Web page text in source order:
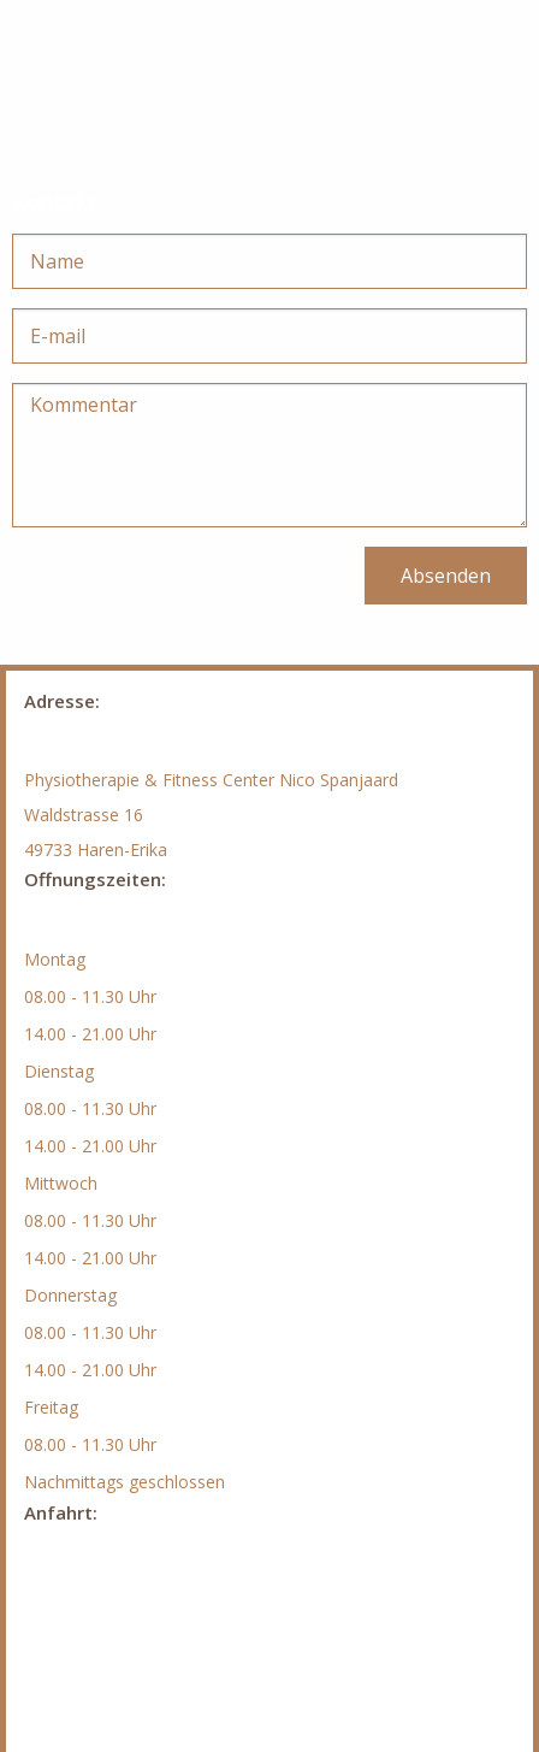
Absenden
Adresse:
Physiotherapie & Fitness Center Nico Spanjaard
Waldstrasse 16
49733 Haren-Erika
Offnungszeiten:
Montag
08.00 - 11.30 Uhr
14.00 - 21.00 Uhr
Dienstag
08.00 - 11.30 Uhr
14.00 - 21.00 Uhr
Mittwoch
08.00 - 11.30 Uhr
14.00 - 21.00 Uhr
Donnerstag
08.00 - 11.30 Uhr
14.00 - 21.00 Uhr
Freitag
08.00 - 11.30 Uhr
Nachmittags geschlossen
Anfahrt: